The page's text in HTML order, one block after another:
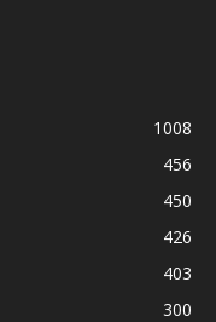
1008
456
450
426
403
300